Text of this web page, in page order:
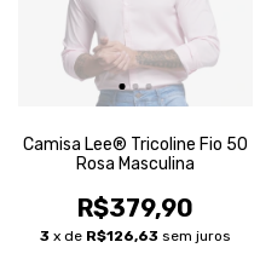
Camisa Lee® Tricoline Fio 50
Rosa Masculina
R$379,90
3 x de R$126,63 sem juros